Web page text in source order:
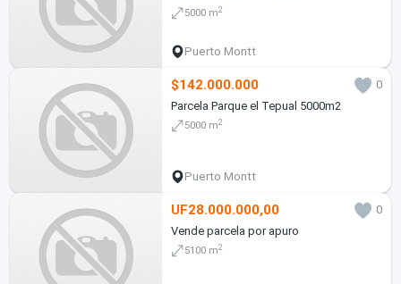
5000 m2
Puerto Montt
$142.000.000
0
Parcela Parque el Tepual 5000m2
5000 m2
Puerto Montt
UF28.000.000,00
0
Vende parcela por apuro
5100 m2